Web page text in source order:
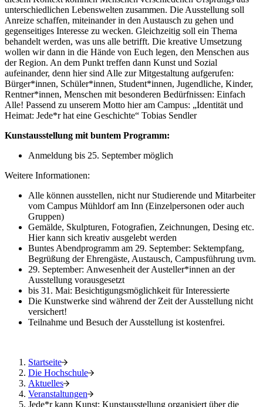
unterschiedlichen Lebenswelten zusammen. Die Ausstellung soll
Anreize schaffen, miteinander in den Austausch zu gehen und
gegenseitiges Interesse zu wecken. Gleichzeitig soll ein Thema
behandelt werden, was uns alle betrifft. Die kreative Umsetzung
wollen wir dann in die Hände von Euch legen, den Menschen aus
der Region. An dem Punkt treffen dann Kunst und Sozial
aufeinander, denn hier sind Alle zur Mitgestaltung aufgerufen:
Bürger*innen, Schüler*innen, Student*innen, Jugendliche, Kinder,
Rentner*innen, Menschen mit besonderen Bedürfnissen: Einfach
Alle! Passend zu unserem Motto hier am Campus: „Identität und
Heimat: Jede*r hat eine Geschichte“ Tobias Sendler
Kunstausstellung mit buntem Programm:
Anmeldung bis 25. September möglich
Weitere Informationen:
Alle können ausstellen, nicht nur Studierende und Mitarbeiter
vom Campus Mühldorf am Inn (Einzelpersonen oder auch
Gruppen)
Gemälde, Skulpturen, Fotografien, Zeichnungen, Desing etc.
Hier kann sich kreativ ausgelebt werden
Buntes Abendprogramm am 29. September: Sektempfang,
Begrüßung der Ehrengäste, Austausch, Campusführung uvm.
29. September: Anwesenheit der Austeller*innen an der
Ausstellung vorausgesetzt
bis 31. Mai: Besichtigungsmöglichkeit für Interessierte
Die Kunstwerke sind während der Zeit der Ausstellung nicht
versichert!
Teilnahme und Besuch der Ausstellung ist kostenfrei.
Startseite
Die Hochschule
Aktuelles
Veranstaltungen
Jede*r kann Kunst: Kunstausstellung organisiert über die